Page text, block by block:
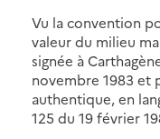
Vu la convention
valeur du milieu
signée à
novembre 1983 et
authentique, en
125 du 19 février